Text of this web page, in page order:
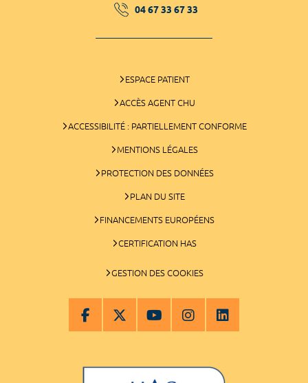
04 67 33 67 33
ESPACE PATIENT
ACCÈS AGENT CHU
ACCESSIBILITÉ : PARTIELLEMENT CONFORME
MENTIONS LÉGALES
PROTECTION DES DONNÉES
PLAN DU SITE
FINANCEMENTS EUROPÉENS
CERTIFICATION HAS
GESTION DES COOKIES